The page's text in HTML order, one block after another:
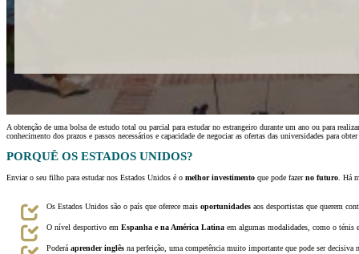
A obtenção de uma bolsa de estudo total ou parcial para estudar no estrangeiro durante um ano ou para
conhecimento dos prazos e passos necessários e capacidade de negociar as ofertas das universidades para
PORQUÊ OS ESTADOS UNIDOS?
Enviar o seu filho para estudar nos Estados Unidos é o melhor investimento que pode fazerno futuro. Há
Os Estados Unidos são o país que oferece mais oportunidades aos desportistas que querem
O nível desportivo em Espanha e na América Latina em algumas modalidades, como o ténis
Poderáaprender inglês na perfeição, uma competência muito importante que pode ser decisiva